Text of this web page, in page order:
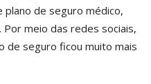
de seguro médico,
meio das redes sociais,
de seguro ficou muito mais